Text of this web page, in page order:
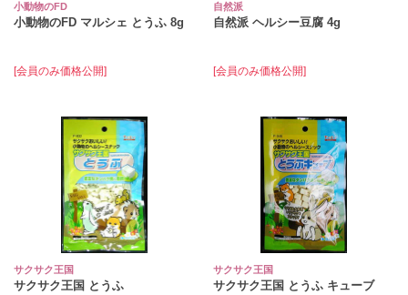
小動物のFD
小動物のFD マルシェ とうふ 8g
[会員のみ価格公開]
自然派
自然派 ヘルシー豆腐 4g
[会員のみ価格公開]
サクサク王国
サクサク王国 とうふ
サクサク王国
サクサク王国 とうふ キューブ